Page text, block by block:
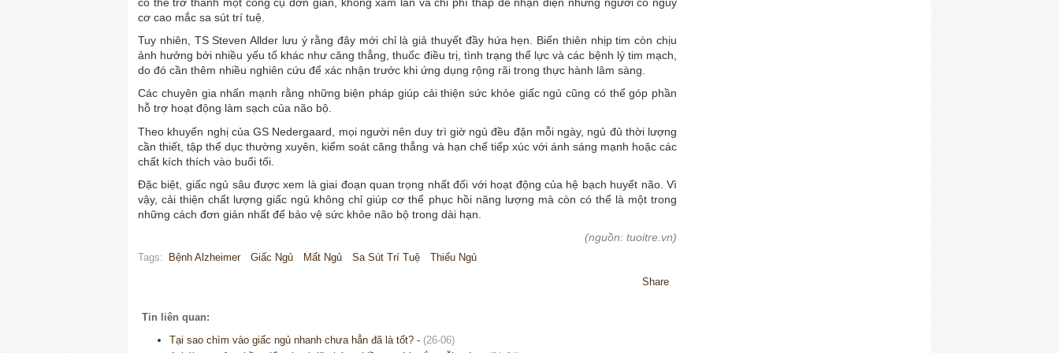
cơ cao mắc sa sút trí tuệ.
Tuy nhiên, TS Steven Allder lưu ý rằng đây mới chỉ là giả thuyết đầy hứa hẹn. Biến thiên nhịp tim còn chịu
ảnh hưởng bởi nhiều yếu tố khác như căng thẳng, thuốc điều trị, tình trạng thể lực và các bệnh lý tim mạch,
do đó cần thêm nhiều nghiên cứu để xác nhận trước khi ứng dụng rộng rãi trong thực hành lâm sàng.
Các chuyên gia nhấn mạnh rằng những biện pháp giúp cải thiện sức khỏe giấc ngủ cũng có thể góp phần
hỗ trợ hoạt động làm sạch của não bộ.
Theo khuyến nghị của GS Nedergaard, mọi người nên duy trì giờ ngủ đều đặn mỗi ngày, ngủ đủ thời lượng
cần thiết, tập thể dục thường xuyên, kiểm soát căng thẳng và hạn chế tiếp xúc với ánh sáng mạnh hoặc các
chất kích thích vào buổi tối.
Đặc biệt, giấc ngủ sâu được xem là giai đoạn quan trọng nhất đối với hoạt động của hệ bạch huyết não. Vì
vậy, cải thiện chất lượng giấc ngủ không chỉ giúp cơ thể phục hồi năng lượng mà còn có thể là một trong
những cách đơn giản nhất để bảo vệ sức khỏe não bộ trong dài hạn.
(nguồn: tuoitre.vn)
Tags: Bệnh Alzheimer Giấc Ngủ Mất Ngủ Sa Sút Trí Tuệ Thiếu Ngủ
Share
Tin liên quan:
Tại sao chìm vào giấc ngủ nhanh chưa hẳn đã là tốt? - (26-06)